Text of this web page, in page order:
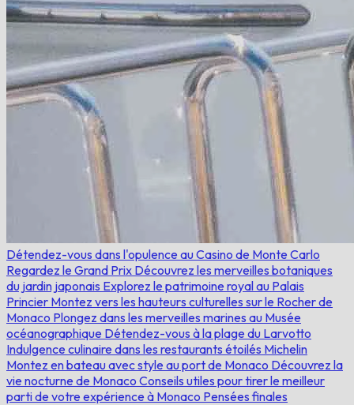
Détendez-vous dans l'opulence au Casino de Monte Carlo
Regardez le Grand Prix Découvrez les merveilles botaniques
du jardin japonais Explorez le patrimoine royal au Palais
Princier Montez vers les hauteurs culturelles sur le Rocher de
Monaco Plongez dans les merveilles marines au Musée
océanographique Détendez-vous à la plage du Larvotto
Indulgence culinaire dans les restaurants étoilés Michelin
Montez en bateau avec style au port de Monaco Découvrez la
vie nocturne de Monaco Conseils utiles pour tirer le meilleur
parti de votre expérience à Monaco Pensées finales